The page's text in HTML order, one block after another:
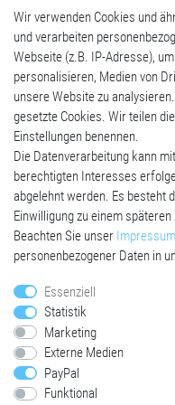
*inkl.
SHOP
Mein Konto
Versandkosten
AGB
Impressum
SERVICE
Widerrufsrecht
Widerrufsformular
Kontakt
Wir verwenden Cookies und
und verarbeiten
Webseite (z.B. IP-Adresse),
personalisieren, Medien von
unsere Website zu
gesetzte Cookies. Wir teilen
Einstellungen benennen.
Die Datenverarbeitung kann
berechtigten Interesses
abgelehnt werden. Es besteht
Einwilligung zu einem
Beachten Sie unser Impressum
personenbezogener Daten in
Essenziell
Statistik
Marketing
Externe Medien
PayPal
Funktional